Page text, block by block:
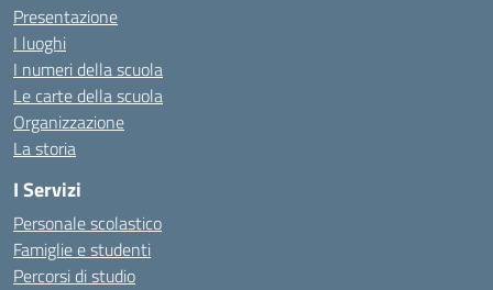
Presentazione
I luoghi
I numeri della scuola
Le carte della scuola
Organizzazione
La storia
I Servizi
Personale scolastico
Famiglie e studenti
Percorsi di studio